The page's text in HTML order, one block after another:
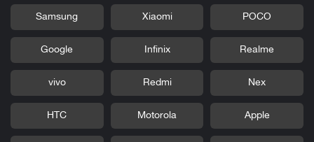
POCO
Xiaomi
Samsung
Realme
Infinix
Google
Nex
Redmi
vivo
Apple
Motorola
HTC